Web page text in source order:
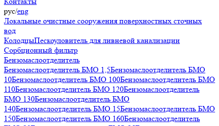
рус/eng
Локальные очистные сооружения поверхностных сточных
вод
КолодцыПескоуловитель для ливневой канализации
Сорбционный фильтр
Бензомаслоотделитель
Бензомаслоотделитель БМО 1,5Бензомаслоотделитель БМО
10Бензомаслоотделитель БМО 100Бензомаслоотделитель БМО
110Бензомаслоотделитель БМО 120Бензомаслоотделитель
БМО 130Бензомаслоотделитель БМО
140Бензомаслоотделитель БМО 15Бензомаслоотделитель БМО
150Бензомаслоотделитель БМО 160Бензомаслоотделитель